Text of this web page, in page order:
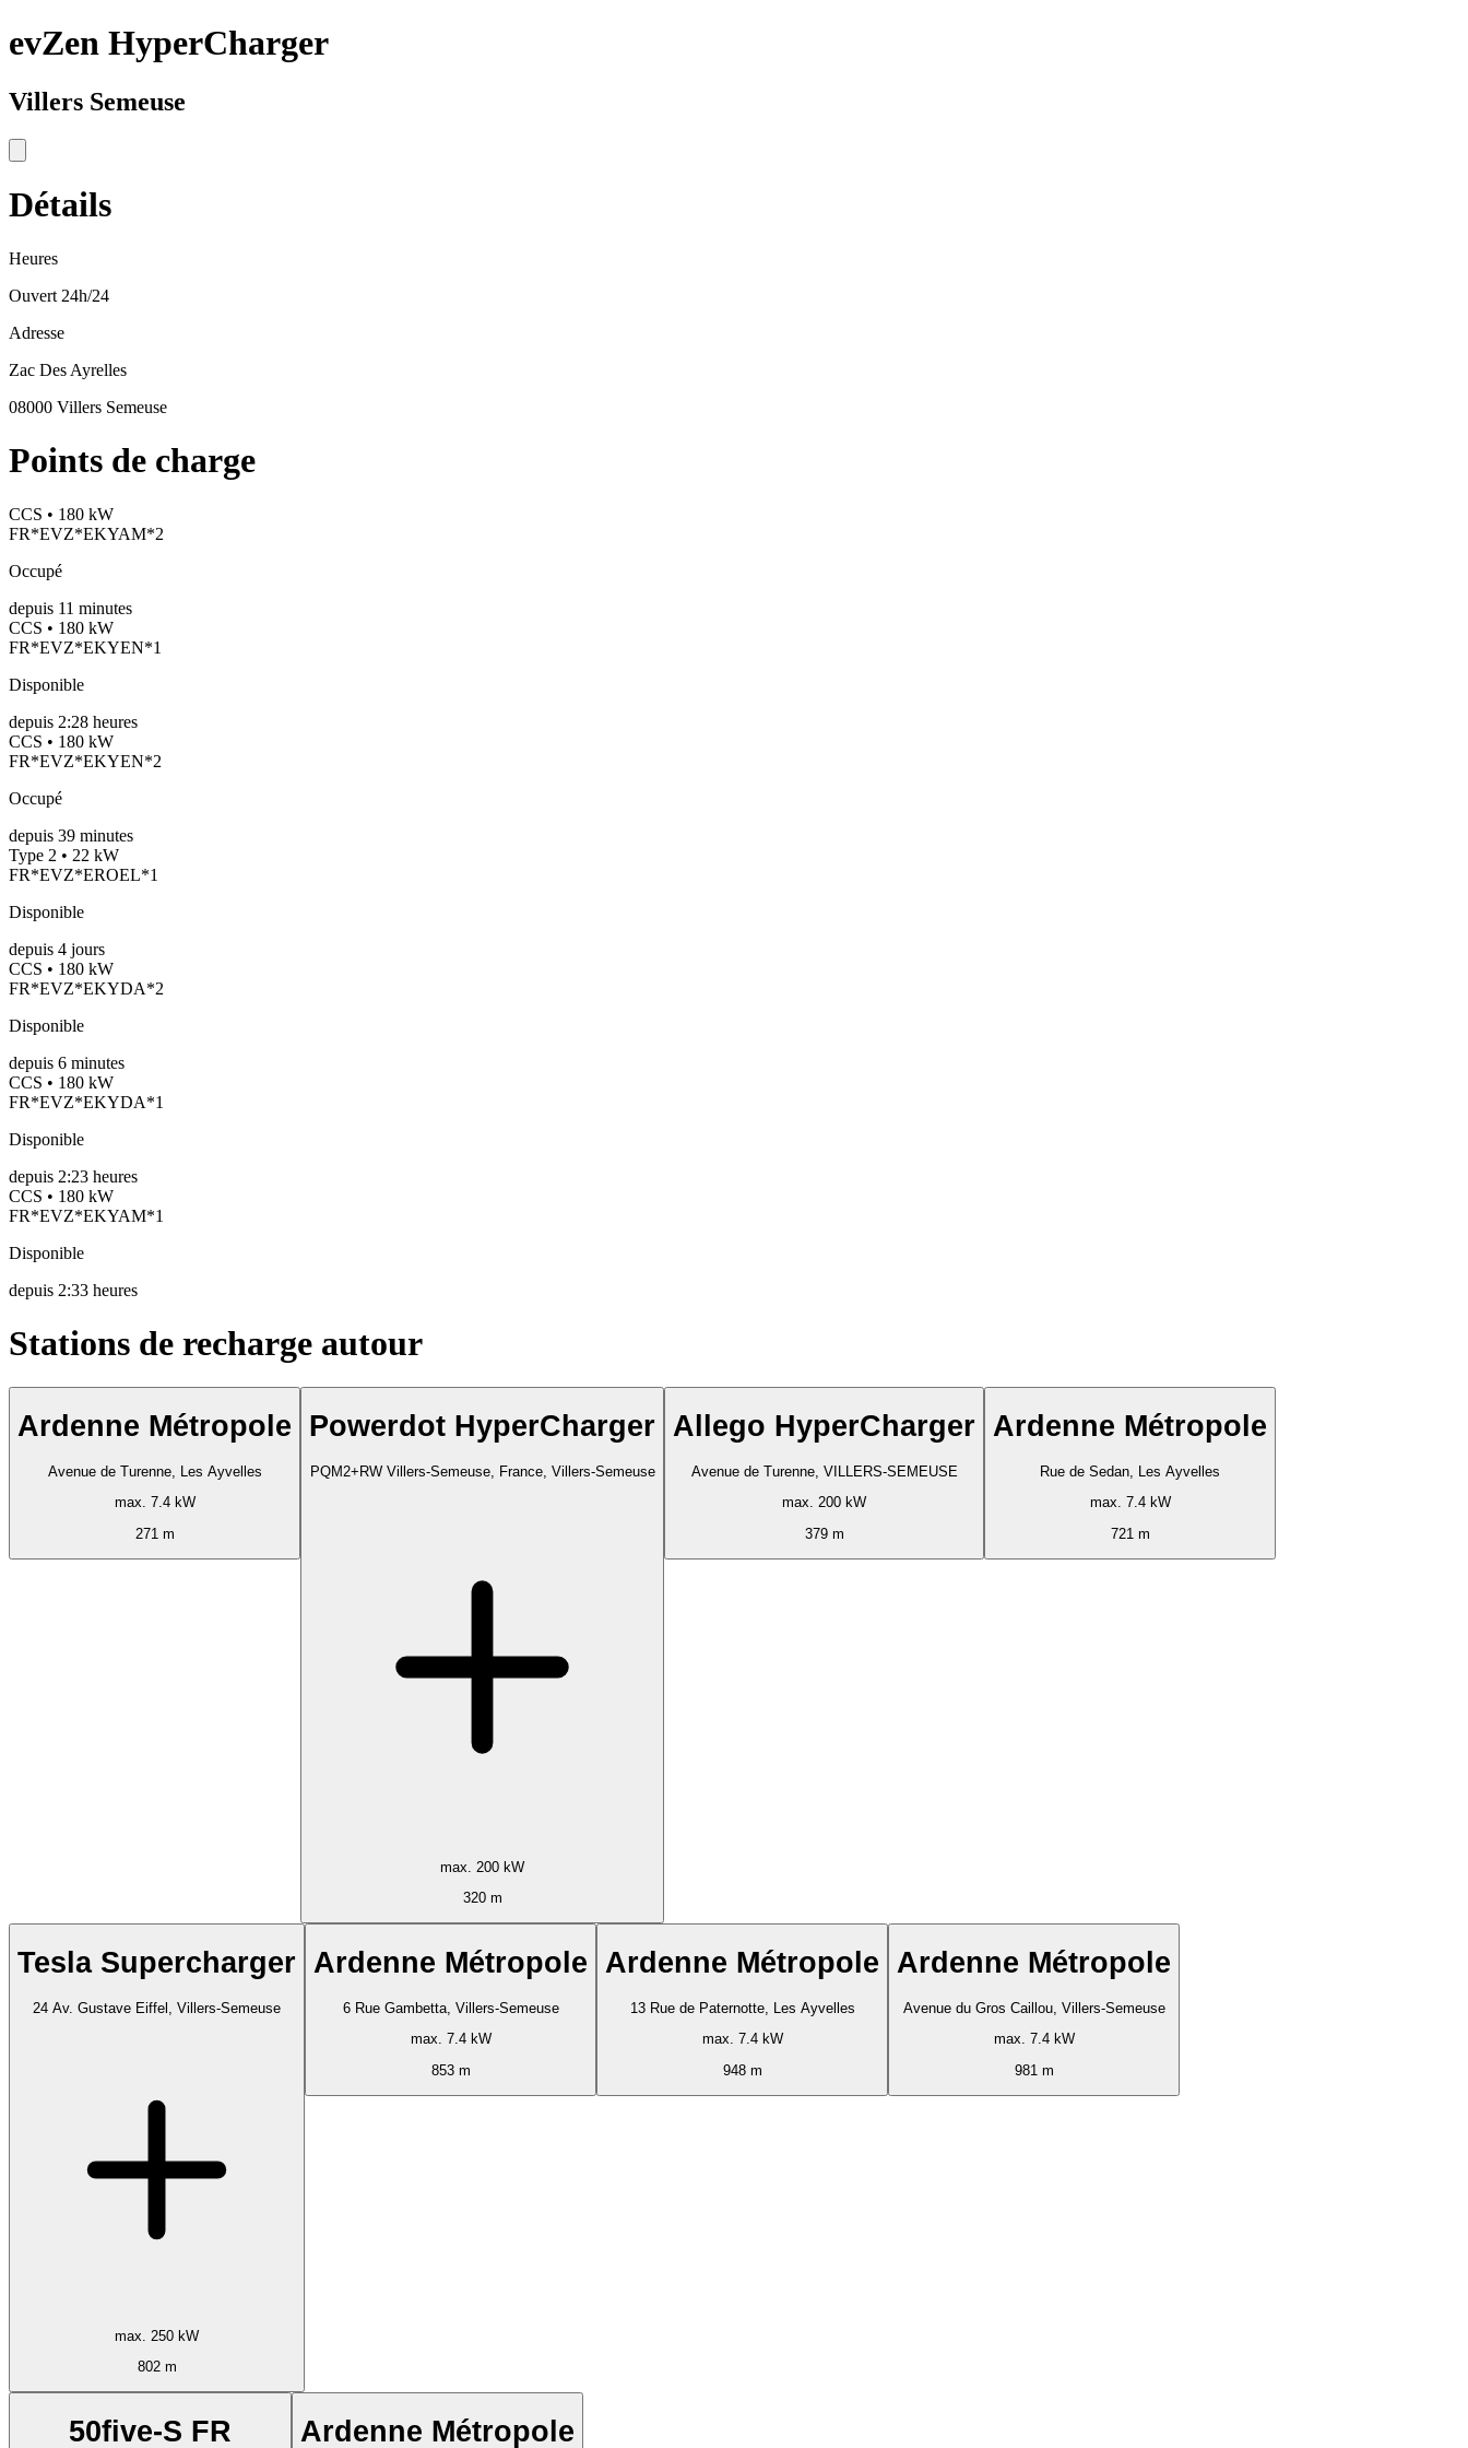
evZen HyperCharger
Villers Semeuse
Détails
Heures
Ouvert 24h/24
Adresse
Zac Des Ayrelles
08000 Villers Semeuse
Points de charge
CCS • 180 kW
FR*EVZ*EKYAM*2
Occupé
depuis 11 minutes
CCS • 180 kW
FR*EVZ*EKYEN*1
Disponible
depuis 2:28 heures
CCS • 180 kW
FR*EVZ*EKYEN*2
Occupé
depuis 39 minutes
Type 2 • 22 kW
FR*EVZ*EROEL*1
Disponible
depuis 4 jours
CCS • 180 kW
FR*EVZ*EKYDA*2
Disponible
depuis 6 minutes
CCS • 180 kW
FR*EVZ*EKYDA*1
Disponible
depuis 2:23 heures
CCS • 180 kW
FR*EVZ*EKYAM*1
Disponible
depuis 2:33 heures
Stations de recharge autour
Ardenne Métropole
Avenue de Turenne, Les Ayvelles
max. 7.4 kW
271 m
Powerdot HyperCharger
PQM2+RW Villers-Semeuse, France, Villers-Semeuse
max. 200 kW
320 m
Allego HyperCharger
Avenue de Turenne, VILLERS-SEMEUSE
max. 200 kW
379 m
Ardenne Métropole
Rue de Sedan, Les Ayvelles
max. 7.4 kW
721 m
Tesla Supercharger
24 Av. Gustave Eiffel, Villers-Semeuse
max. 250 kW
802 m
Ardenne Métropole
6 Rue Gambetta, Villers-Semeuse
max. 7.4 kW
853 m
Ardenne Métropole
13 Rue de Paternotte, Les Ayvelles
max. 7.4 kW
948 m
Ardenne Métropole
Avenue du Gros Caillou, Villers-Semeuse
max. 7.4 kW
981 m
50five-S FR Ardenne Métropole